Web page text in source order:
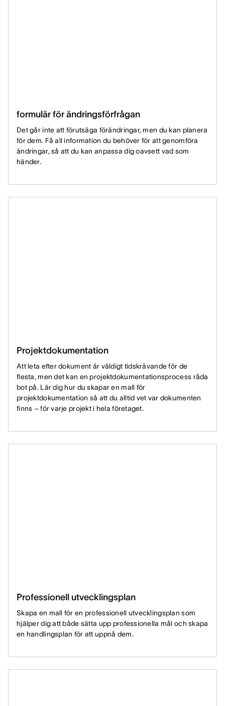
formulär för ändringsförfrågan
Det går inte att förutsäga förändringar, men du kan planera
för dem. Få all information du behöver för att genomföra
ändringar, så att du kan anpassa dig oavsett vad som
händer.
Projektdokumentation
Att leta efter dokument är väldigt tidskrävande för de
flesta, men det kan en projektdokumentationsprocess råda
bot på. Lär dig hur du skapar en mall för
projektdokumentation så att du alltid vet var dokumenten
finns – för varje projekt i hela företaget.
Professionell utvecklingsplan
Skapa en mall för en professionell utvecklingsplan som
hjälper dig att både sätta upp professionella mål och skapa
en handlingsplan för att uppnå dem.